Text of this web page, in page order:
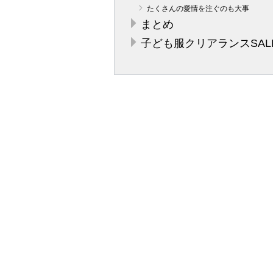
たくさんの愛情を注ぐのも大事
まとめ
子ども服クリアランス